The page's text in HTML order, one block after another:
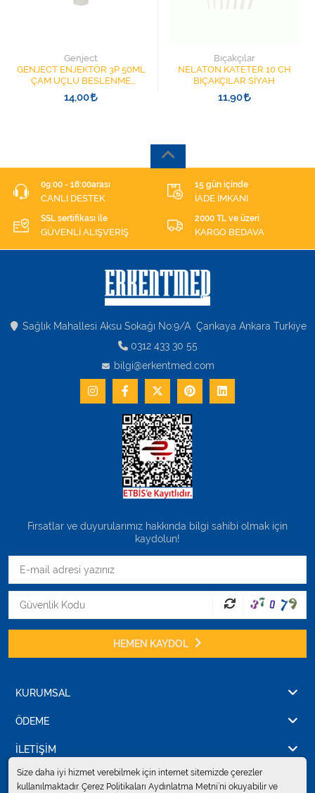
Genject
GENJECT ENJEKTÖR 3P 50ML
ÇAM UÇLU BESLENME
ŞIRINGASI 1852412 KATATER
UÇLU
14,00
Bıçakçılar
NELATON KATETER 10 CH
BIÇAKÇILAR SİYAH
11,90
09:00 - 18:00arası
CANLI DESTEK
15 gün içinde
İADE İMKANI
SSL sertifikası ile
GÜVENLİ ALIŞVERİŞ
2000 TL ve üzeri
KARGO BEDAVA
Sağlık Mahallesi Aksu Sokağı No:9/A Çankaya Ankara Turkiye
0312 433 30 55
bilgi@erkentmed.com
Fırsatlar ve duyurularımız hakkında bilgi sahibi olmak için
kaydolun!
HEMEN KAYDOL
KURUMSAL
ÖDEME
İLETİŞİM
Size daha iyi hizmet verebilmek için internet sitemizde çerezler
kullanılmaktadır. Çerez Politikaları Aydınlatma Metni’ni okuyabilir ve